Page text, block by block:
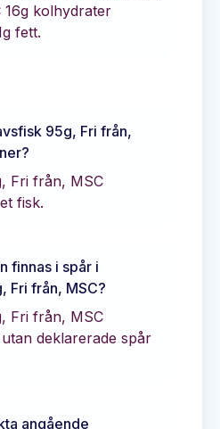
16g kolhydrater
g fett.
95g, Fri från,
Fri från, MSC
fisk.
finnas i spår i
Fri från, MSC?
Fri från, MSC
deklarerade spår
angående